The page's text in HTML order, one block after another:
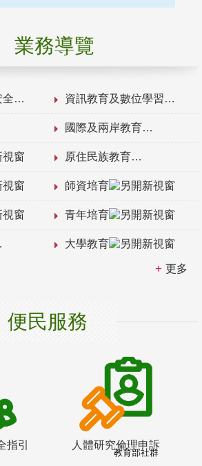
業務導覽
全 資訊教育及數位學習
國際及兩岸教育
原住民族教育
師資培育
青年培育
大學教育
更多
便民服務
指引
人體研究倫理申訴
教育部社群